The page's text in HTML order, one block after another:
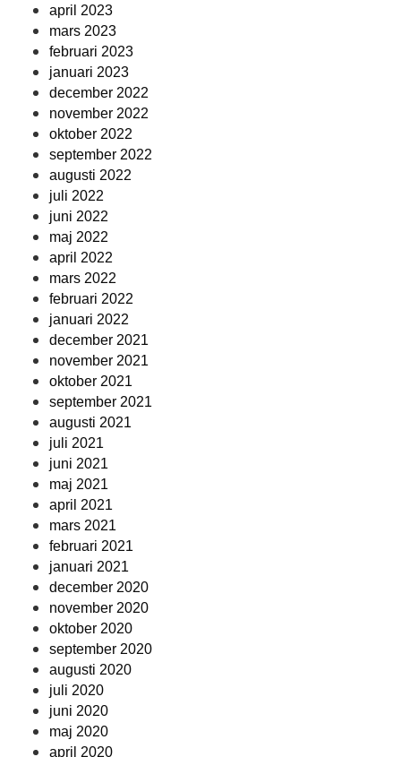
april 2023
mars 2023
februari 2023
januari 2023
december 2022
november 2022
oktober 2022
september 2022
augusti 2022
juli 2022
juni 2022
maj 2022
april 2022
mars 2022
februari 2022
januari 2022
december 2021
november 2021
oktober 2021
september 2021
augusti 2021
juli 2021
juni 2021
maj 2021
april 2021
mars 2021
februari 2021
januari 2021
december 2020
november 2020
oktober 2020
september 2020
augusti 2020
juli 2020
juni 2020
maj 2020
april 2020